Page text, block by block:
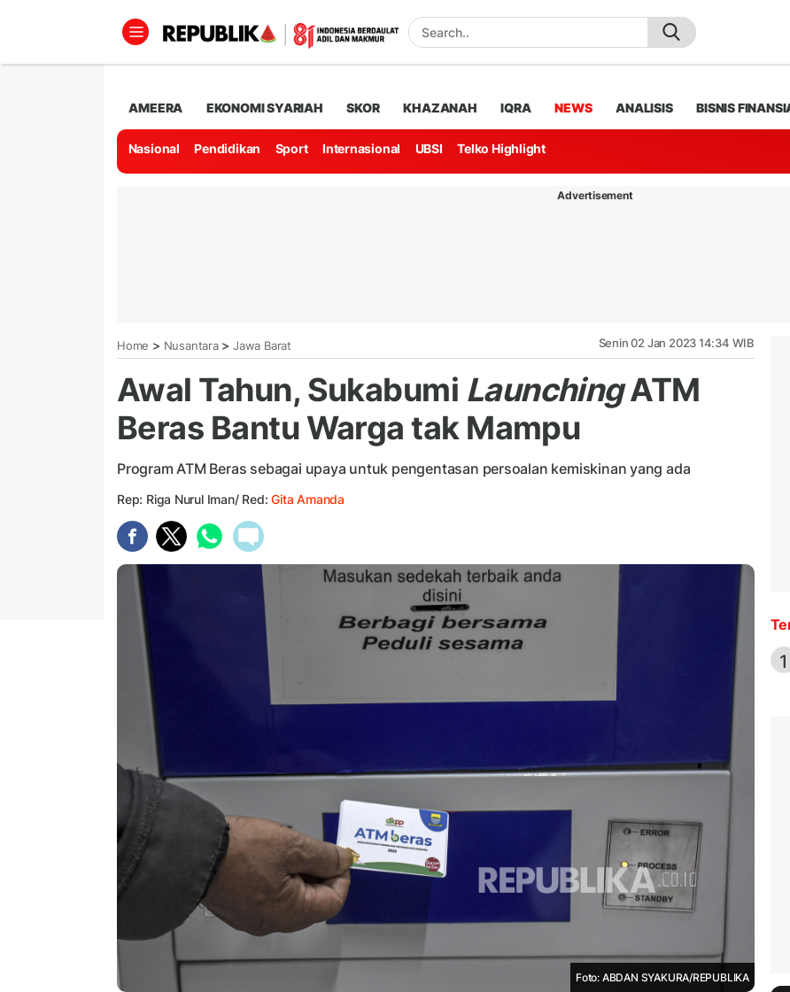
AMEERA EKONOMI SYARIAH SKOR KHAZANAH IQRA NEWS ANALISIS BISNIS
Nasional Pendidikan Sport Internasional UBSI Telko Highlight
Advertisement
Home > Nusantara> Jawa Barat Senin 02 Jan 2023 14:34 WIB
Awal Tahun, Sukabumi LaunchingATM
Beras Bantu Warga tak Mampu
Program ATM Beras sebagai upaya untuk pengentasan persoalan kemiskinan yang ada
Rep: Riga Nurul Iman/ Red:Gita Amanda
Foto: ABDAN SYAKURA/REPUBLIKA
1